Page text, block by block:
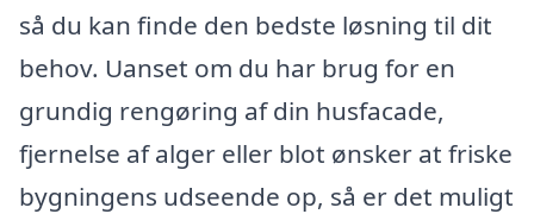
så du kan finde den bedste løsning til dit
behov. Uanset om du har brug for en
grundig rengøring af din husfacade,
fjernelse af alger eller blot ønsker at friske
bygningens udseende op, så er det muligt